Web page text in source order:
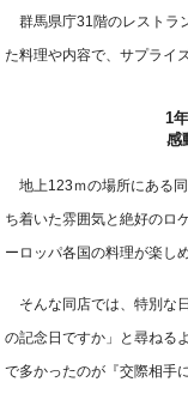
群馬県庁31階のレストラ
た料理や内容で、サプライ
1
感
地上123ｍの場所にある同
ち着いた雰囲気と絶好のロ
ーロッパ各国の料理が楽しめ
そんな同店では、特別な
の記念日ですか」と尋ねる
で多かったのが『交際相手